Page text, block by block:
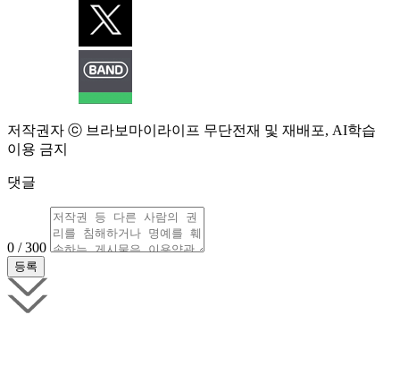
저작권자 ⓒ 브라보마이라이프 무단전재 및 재배포, AI학습
이용 금지
댓글
0 / 300